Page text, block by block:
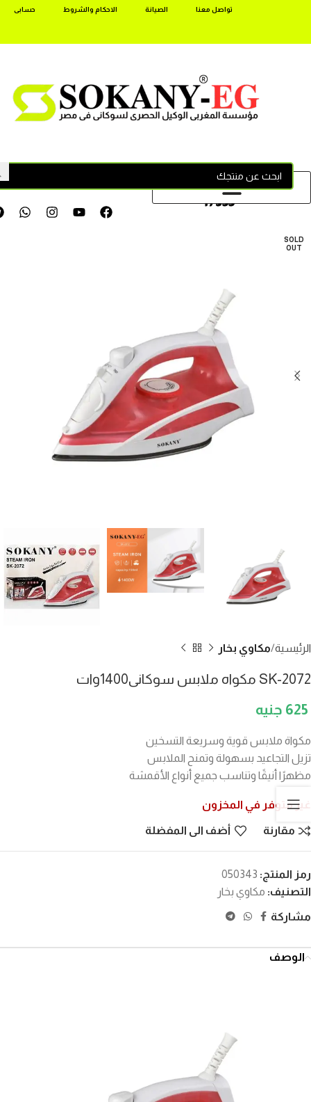
تواصل معنا الصيانة الاحكام والشروط حسابى
17355
SOLD
OUT
الرئيسية مكاوي بخار
SK-2072 مكواه ملابس سوكانى1400وات
625
مكواة ملابس قوية وسريعة التسخين
تزيل التجاعيد بسهولة وتمنح الملابس
مظهرًا أنيقًا وتناسب جميع أنواع الأقمشة
غير متوفر في المخزون
مقارنة أضف الى المفضلة
رمز المنتج: 050343
التصنيف: مكاوي بخار
مشاركة
الوصف